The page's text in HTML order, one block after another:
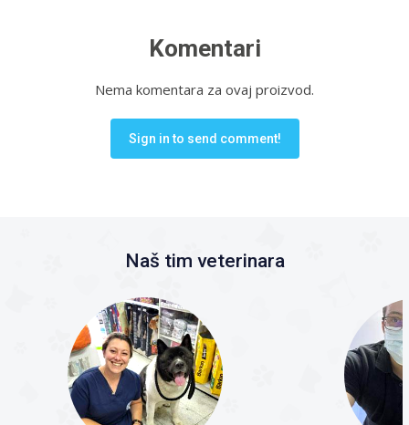
Komentari
Nema komentara za ovaj proizvod.
Sign in to send comment!
Naš tim veterinara